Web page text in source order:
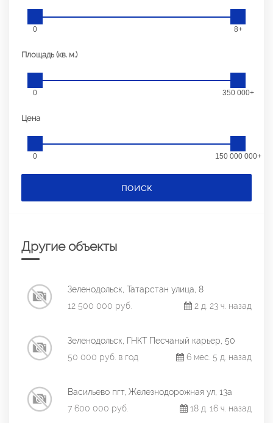
0 8+
Площадь (кв. м.)
0 350 000+
Цена
0 150 000 000+
ПОИСК
Другие объекты
Зеленодольск, Татарстан улица, 8
12 500 000 руб.
2 д. 23 ч. назад
Зеленодольск, ГНКТ Песчаный карьер, 50
50 000 руб. в год
6 мес. 5 д. назад
Васильево пгт, Железнодорожная ул, 13а
7 600 000 руб.
18 д. 16 ч. назад